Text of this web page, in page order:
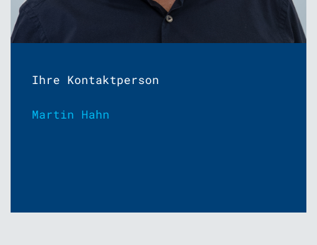
Ihre Kontaktperson
Martin Hahn